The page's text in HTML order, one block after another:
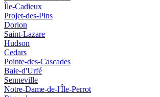
Île-Cadieux
Projet-des-Pins
Dorion
Saint-Lazare
Hudson
Cedars
Pointe-des-Cascades
Baie-d'Urfé
Senneville
Notre-Dame-de-l'Île-Perrot